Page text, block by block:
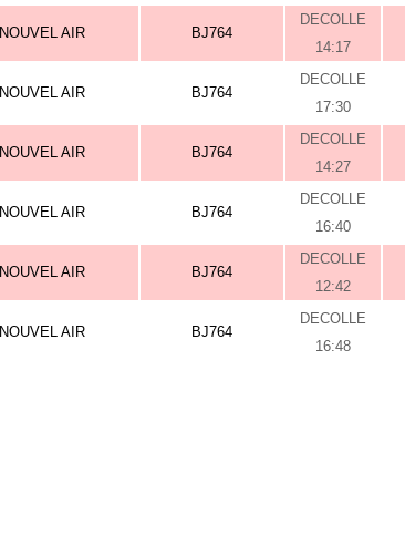
NOUVEL AIR BJ764
DECOLLE
14:17
NOUVEL AIR BJ764
DECOLLE
17:30
NOUVEL AIR BJ764
DECOLLE
14:27
NOUVEL AIR BJ764
DECOLLE
16:40
NOUVEL AIR BJ764
DECOLLE
12:42
NOUVEL AIR BJ764
DECOLLE
16:48